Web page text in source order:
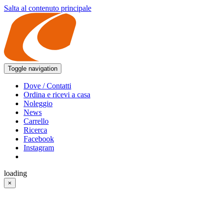
Salta al contenuto principale
Toggle navigation
Dove / Contatti
Ordina e ricevi a casa
Noleggio
News
Carrello
Ricerca
Facebook
Instagram
loading
×